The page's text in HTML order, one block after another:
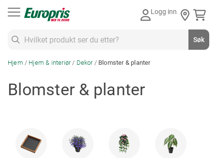
Logg inn
Søk
Hjem Hjem & interiør Dekor Blomster & planter
Blomster & planter